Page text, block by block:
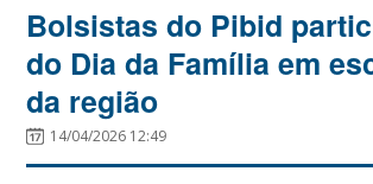
Bolsistas do Pibid
do Dia da Família em
da região
14/04/2026 12:49